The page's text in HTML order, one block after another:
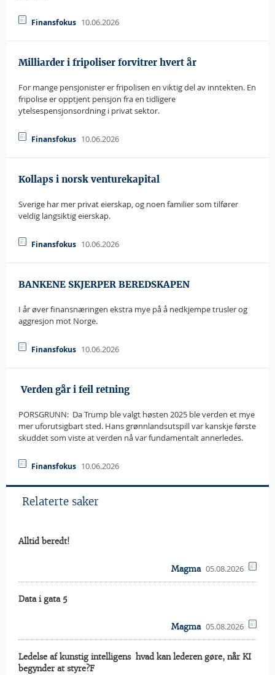
Finansfokus 10.06.2026
Milliarder i fripoliser forvitrer hvert år
For mange pensjonister er fripolisen en viktig del av inntekten. En
fripolise er opptjent pensjon fra en tidligere
ytelsespensjonsordning i privat sektor.
Finansfokus 10.06.2026
Kollaps i norsk venturekapital
Sverige har mer privat eierskap, og noen familier som tilfører
veldig langsiktig eierskap.
Finansfokus 10.06.2026
BANKENE SKJERPER BEREDSKAPEN
I år øver finansnæringen ekstra mye på å nedkjempe trusler og
aggresjon mot Norge.
Finansfokus 10.06.2026
 Verden går i feil retning
PORSGRUNN:  Da Trump ble valgt høsten 2025 ble verden et mye
mer uforutsigbart sted. Hans grønnlandsutspill var kanskje første
skuddet som viste at verden nå var fundamentalt annerledes.
Finansfokus 10.06.2026
Relaterte saker
Alltid beredt!
Magma 05.08.2026
Data i gata 5
Magma 05.08.2026
Ledelse af kunstig intelligens  hvad kan lederen gøre, når KI
begynder at styre?F